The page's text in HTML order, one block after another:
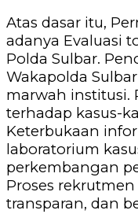
Atas dasar itu,
adanya Evaluasi
Polda Sulbar.
Wakapolda
marwah institusi.
terhadap kasus-
Keterbukaan
laboratorium
perkembangan
Proses
transparan, dan